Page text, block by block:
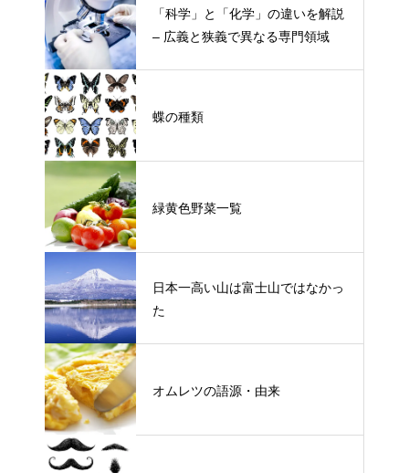
「科学」と「化学」の違いを解説
– 広義と狭義で異なる専門領域
蝶の種類
緑黄色野菜一覧
日本一高い山は富士山ではなかっ
た
オムレツの語源・由来